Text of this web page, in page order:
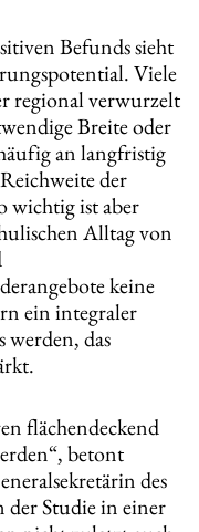
Befunds sieht
Viele
regional verwurzelt
Breite oder
an langfristig
der
wichtig ist aber
Alltag von
keine
ein integraler
werden, das
flächendeckend
betont
des
Studie in einer